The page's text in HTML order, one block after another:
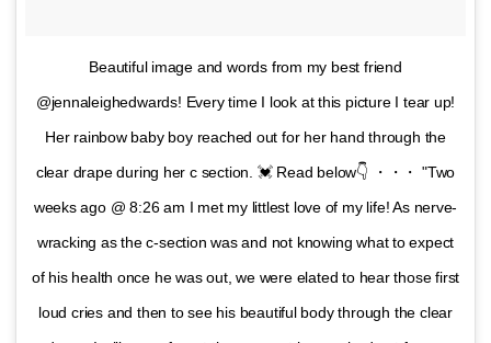
Beautiful image and words from my best friend
@jennaleighedwards! Every time I look at this picture I tear up!
Her rainbow baby boy reached out for her hand through the
clear drape during her c section. 💓 Read below👇 ・・・ "Two
weeks ago @ 8:26 am I met my littlest love of my life! As nerve-
wracking as the c-section was and not knowing what to expect
of his health once he was out, we were elated to hear those first
loud cries and then to see his beautiful body through the clear